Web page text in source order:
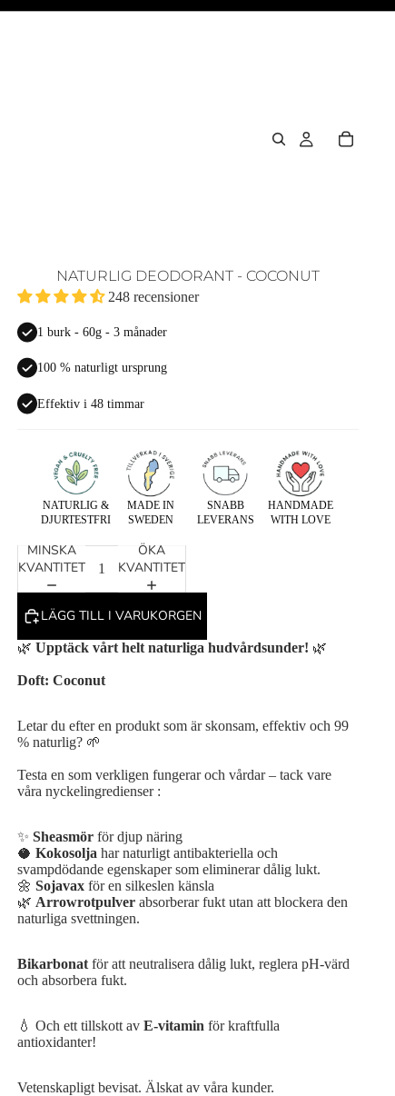
NATURLIG DEODORANT - COCONUT
248 recensioner
1 burk - 60g - 3 månader
100 % naturligt ursprung
Effektiv i 48 timmar
NATURLIG &
DJURTESTFRI
MADE IN
SWEDEN
SNABB
LEVERANS
HANDMADE
WITH LOVE
MINSKA
KVANTITET
ÖKA
KVANTITET
LÄGG TILL I VARUKORGEN
🌿 Upptäck vårt helt naturliga hudvårdsunder! 🌿
Doft: Coconut
Letar du efter en produkt som är skonsam, effektiv och 99
% naturlig? 🌱
Testa en som verkligen fungerar och vårdar – tack vare
våra nyckelingredienser :
✨ Sheasmör för djup näring
🥥 Kokosolja har naturligt antibakteriella och
svampdödande egenskaper som eliminerar dålig lukt.
🌼 Sojavax för en silkeslen känsla
🌿 Arrowrotpulver absorberar fukt utan att blockera den
naturliga svettningen.
Bikarbonat för att neutralisera dålig lukt, reglera pH-värd
och absorbera fukt.
💧 Och ett tillskott av E-vitamin för kraftfulla
antioxidanter!
Vetenskapligt bevisat. Älskat av våra kunder.